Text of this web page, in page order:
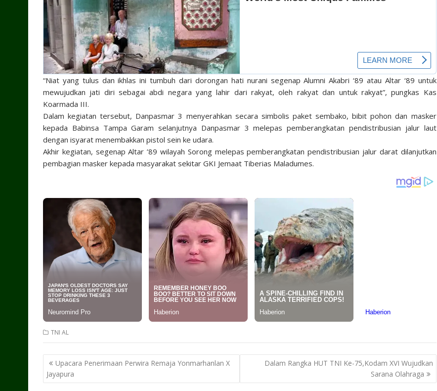
“Niat yang tulus dan ikhlas ini tumbuh dari dorongan hati nurani segenap Alumni Akabri ‘89 atau Altar ‘89 untuk
mewujudkan jati diri sebagai abdi negara yang lahir dari rakyat, oleh rakyat dan untuk rakyat”, pungkas Kas
Koarmada III.
Dalam kegiatan tersebut, Danpasmar 3 menyerahkan secara simbolis paket sembako, bibit pohon dan masker
kepada Babinsa Tampa Garam selanjutnya Danpasmar 3 melepas pemberangkatan pendistribusian jalur laut
dengan isyarat menembakkan pistol sein ke udara.
Akhir kegiatan, segenap Altar ’89 wilayah Sorong melepas pemberangkatan pendistribusian jalur darat dilanjutkan
pembagian masker kepada masyarakat sekitar GKI Jemaat Tiberias Maladumes.
TNI AL
Post
navigation
Upacara Penerimaan Perwira Remaja Yonmarhanlan X
Jayapura
Dalam Rangka HUT TNI Ke-75,Kodam XVI Wujudkan
Sarana Olahraga